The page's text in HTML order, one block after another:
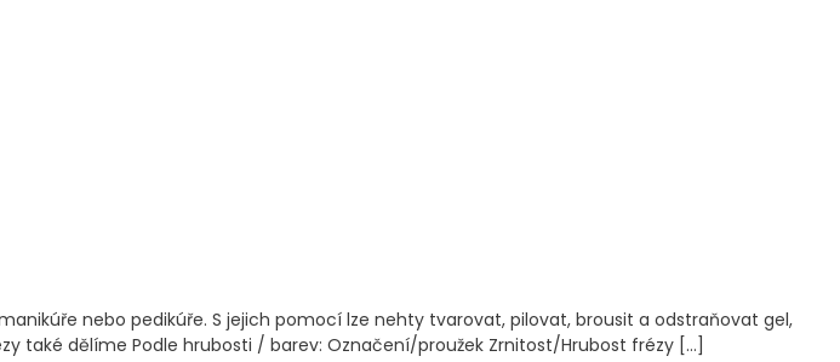
nebo pedikúře. S jejich pomocí lze nehty tvarovat, pilovat, brousit a odstraňovat gel,
také dělíme Podle hrubosti / barev: Označení/proužek Zrnitost/Hrubost frézy […]